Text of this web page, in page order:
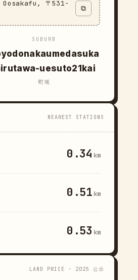
〒531-
⧉
SUBURB
uesuto21kai
町域
NEAREST STATIONS
0.34 km
0.51 km
0.53 km
LAND PRICE · 2025 公示